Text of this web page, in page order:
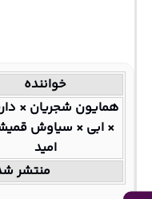
خواننده
همایون شجریان ×
× ابی × سیاوش
امید
منتشر